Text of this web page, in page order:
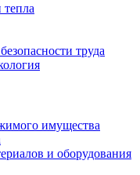
тепла
труда
имущества
и оборудования